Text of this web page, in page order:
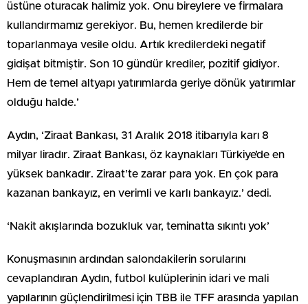
üstüne oturacak halimiz yok. Onu bireylere ve firmalara
kullandırmamız gerekiyor. Bu, hemen kredilerde bir
toparlanmaya vesile oldu. Artık kredilerdeki negatif
gidişat bitmiştir. Son 10 gündür krediler, pozitif gidiyor.
Hem de temel altyapı yatırımlarda geriye dönük yatırımlar
olduğu halde.’
Aydın, ‘Ziraat Bankası, 31 Aralık 2018 itibarıyla karı 8
milyar liradır. Ziraat Bankası, öz kaynakları Türkiye’de en
yüksek bankadır. Ziraat’te zarar para yok. En çok para
kazanan bankayız, en verimli ve karlı bankayız.’ dedi.
‘Nakit akışlarında bozukluk var, teminatta sıkıntı yok’
Konuşmasının ardından salondakilerin sorularını
cevaplandıran Aydın, futbol kulüplerinin idari ve mali
yapılarının güçlendirilmesi için TBB ile TFF arasında yapılan